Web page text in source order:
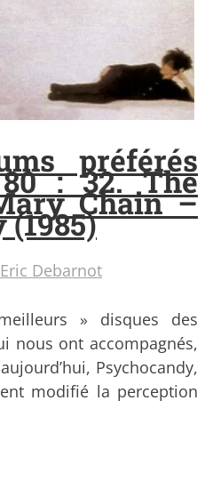
préférés
: 32. The
Chain –
Eric Debarnot
» disques des
nous ont accompagnés,
Psychocandy,
modifié la perception